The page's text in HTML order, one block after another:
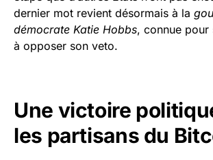
dernier mot revient désormais à la
démocrate Katie Hobbs, connue pour
à opposer son veto.
Une victoire
les partisans du